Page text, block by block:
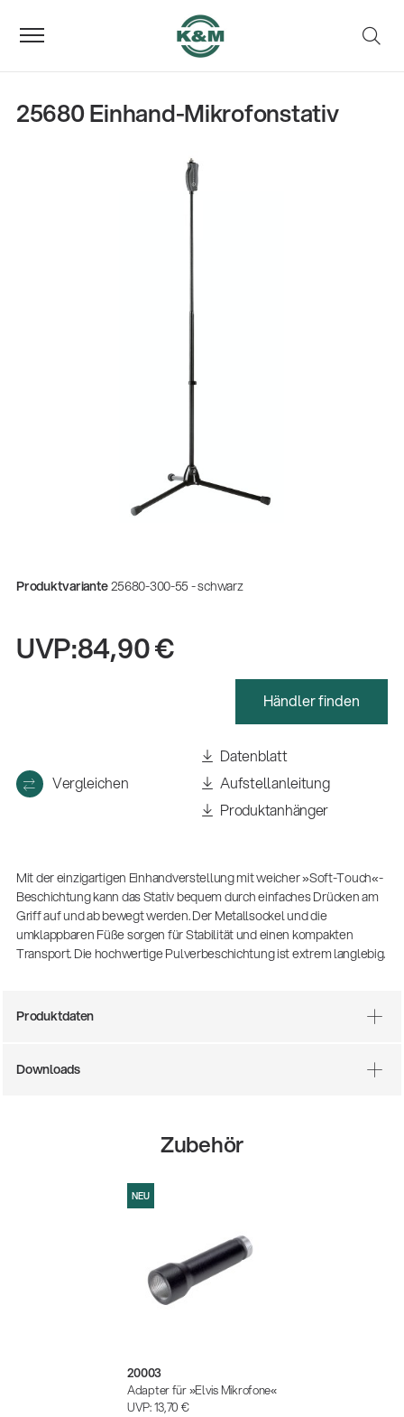
25680 Einhand-Mikrofonstativ
Produktvariante25680-300-55 - schwarz
UVP:84,90 €
Händler finden
Vergleichen
Datenblatt
Aufstellanleitung
Produktanhänger
Mit der einzigartigen Einhandverstellung mit weicher »Soft-Touch«-
Beschichtung kann das Stativ bequem durch einfaches Drücken am
Griff auf und ab bewegt werden. Der Metallsockel und die
umklappbaren Füße sorgen für Stabilität und einen kompakten
Transport. Die hochwertige Pulverbeschichtung ist extrem langlebig.
Produktdaten
Downloads
Zubehör
NEU
20003
Adapter für »Elvis Mikrofone«
UVP:13,70 €